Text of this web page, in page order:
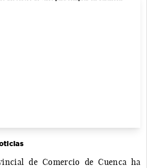
de Comercio de Cuenca ha